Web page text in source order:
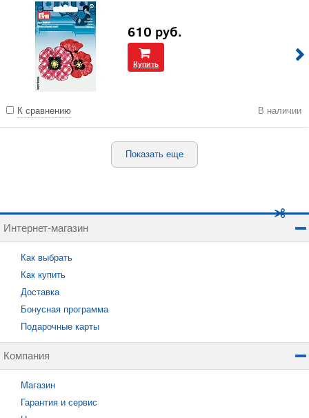
610 руб.
Купить
К сравнению В наличии
Показать еще
Интернет-магазин
Как выбрать
Как купить
Доставка
Бонусная программа
Подарочные карты
Компания
Магазин
Гарантия и сервис